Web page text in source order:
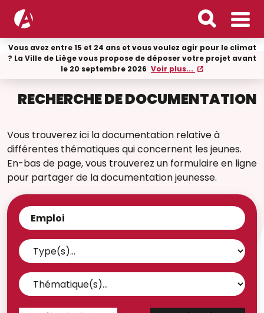
Vous avez entre 15 et 24 ans et vous voulez agir pour le climat
? La Ville de Liège vous propose de déposer votre projet avant
le 20 septembre 2026 Voir plus...
RECHERCHE DE DOCUMENTATION
Vous trouverez ici la documentation relative à
différentes thématiques qui concernent les jeunes.
En-bas de page, vous trouverez un formulaire en ligne
pour partager de la documentation jeunesse.